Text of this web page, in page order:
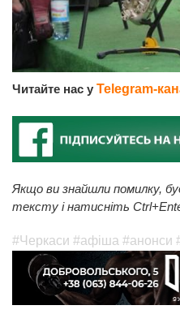
Читайте нас у Telegram-
Якщо ви знайшли помилку,
тексту і натисніть
#Черкаси #афіша #анонси